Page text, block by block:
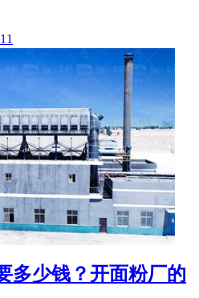
多少钱？开面粉厂的